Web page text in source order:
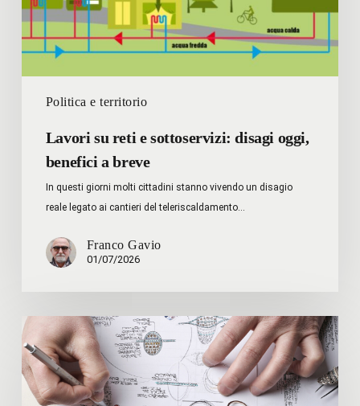
Politica e territorio
benefici
breve
Lavori su reti e sottoservizi: disagi oggi,
benefici a breve
In questi giorni molti cittadini stanno vivendo un disagio
reale legato ai cantieri del teleriscaldamento…
Franco Gavio
01/07/2026
FONDAZIONE
MANI
INTELLIGENTI